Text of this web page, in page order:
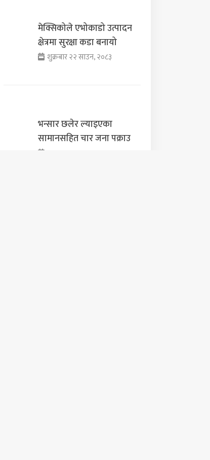
मेक्सिकोले एभोकाडो उत्पादन
क्षेत्रमा सुरक्षा कडा बनायो
शुक्रबार २२ साउन, २०८३
भन्सार छलेर ल्याइएका
सामानसहित चार जना पक्राउ